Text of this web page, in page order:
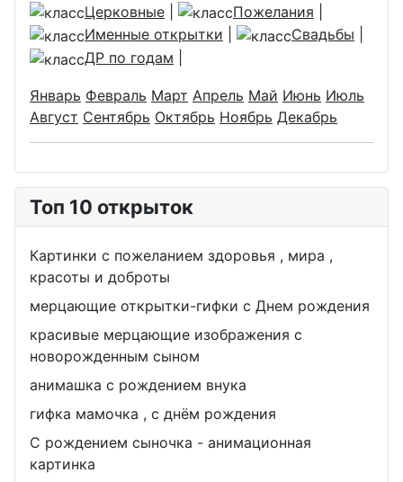
Церковные
Пожелания
Именные открытки
Свадьбы
ДР по годам
Январь Февраль Март Апрель Май Июнь Июль
Август Сентябрь Октябрь Ноябрь Декабрь
Топ 10 открыток
Картинки с пожеланием здоровья , мира ,
красоты и доброты
мерцающие открытки-гифки с Днем рождения
красивые мерцающие изображения с
новорожденным сыном
анимашка с рождением внука
гифка мамочка , с днём рождения
С рождением сыночка - анимационная
картинка